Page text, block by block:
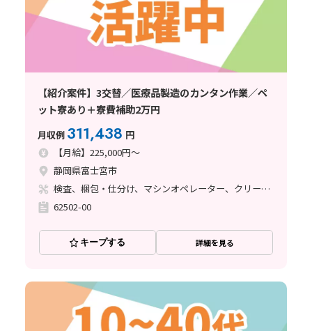
【紹介案件】3交替／医療品製造のカンタン作業／ペ
ット寮あり＋寮費補助2万円
月収例 311,438 円
【月給】225,000円～
静岡県富士宮市
検査、梱包・仕分け、マシンオペレーター、クリーンルーム、フォークリフト、その他
62502-00
キープする 詳細を見る